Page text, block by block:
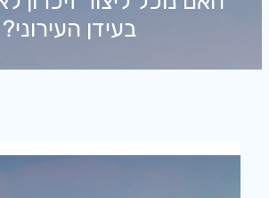
בעידן העירוני?